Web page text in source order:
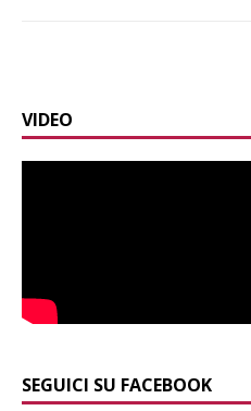
VIDEO
SEGUICI SU FACEBOOK